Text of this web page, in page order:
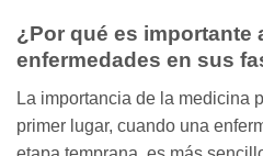
¿Por qué es importante
enfermedades en sus
La importancia de la medicina
primer lugar, cuando una